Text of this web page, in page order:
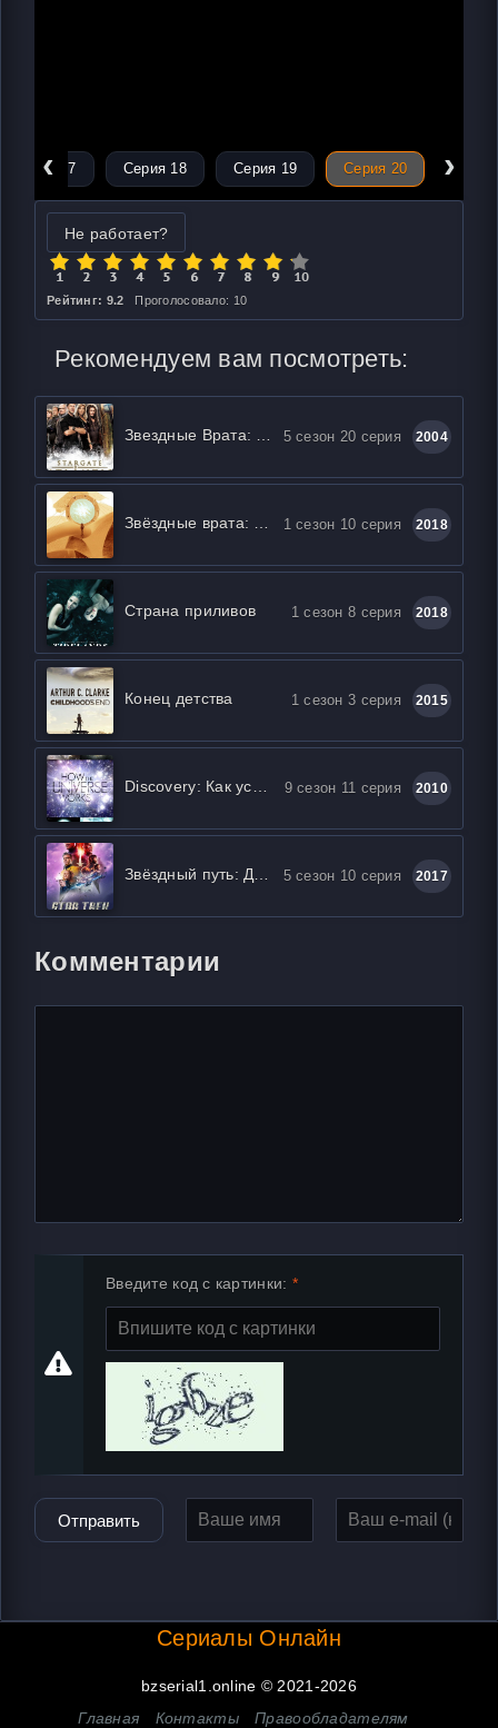
‹
Серия 17 Серия 18 Серия 19 Серия 20 ›
Не работает?
Рейтинг: 9.2 Проголосовало: 10
Рекомендуем вам посмотреть:
5 сезон 20 серия 2004
1 сезон 10 серия 2018
Страна приливов 1 сезон 8 серия 2018
Конец детства 1 сезон 3 серия 2015
9 сезон 11 серия 2010
5 сезон 10 серия 2017
Комментарии
Введите код с картинки:
Отправить
Сериалы Онлайн
bzserial1.online © 2021-2026
Главная
Контакты Правообладателям